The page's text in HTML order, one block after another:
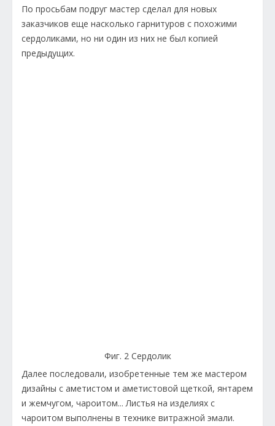
По просьбам подруг мастер сделал для новых
заказчиков еще насколько гарнитуров с похожими
сердоликами, но ни один из них не был копией
предыдущих.
Фиг. 2 Сердолик
Далее последовали, изобретенные тем же мастером
дизайны с аметистом и аметистовой щеткой, янтарем
и жемчугом, чароитом... Листья на изделиях с
чароитом выполнены в технике витражной эмали.